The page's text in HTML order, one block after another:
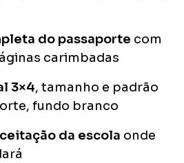
do passaporte com
carimbadas
3×4, tamanho e padrão
fundo branco
da escola onde